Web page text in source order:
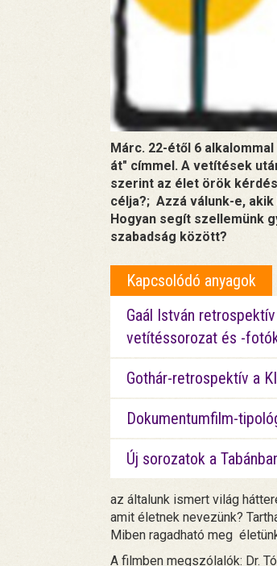
Márc. 22-étől 6
át" címmel. A vetítések
szerint az élet örök
célja?; Azzá válunk-e,
Hogyan segít szellemünk
szabadság között?
Kapcsolódó anyagok
Gaál István retrospektív
vetítéssorozat és -
Gothár-retrospektív a
Dokumentumfilm-
Új sorozatok a
az általunk ismert világ
amit életnek nevezünk?
Miben ragadható meg
A filmben megszólalók: Dr.